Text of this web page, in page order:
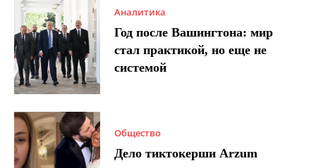
Аналитика
Год после Вашингтона: мир
стал практикой, но еще не
системой
Общество
Дело тиктокерши Arzum